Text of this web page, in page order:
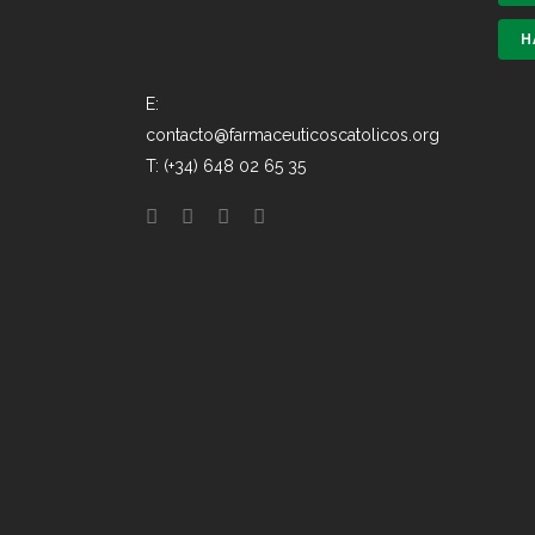
E:
contacto@farmaceuticoscatolicos.org
T: (+34) 648 02 65 35